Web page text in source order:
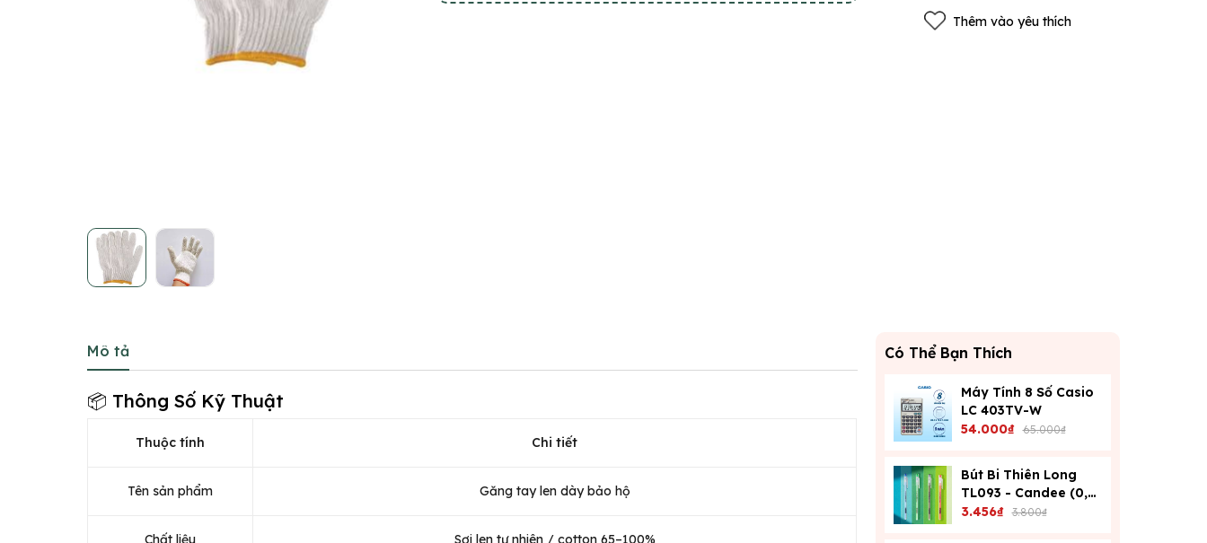
Thêm vào yêu thích
Có Thể Bạn Thích
Máy Tính 8 Số Casio
LC 403TV-W
54.000₫ 65.000₫
Bút Bi Thiên Long
TL093 - Candee (0,6
Mm) - Xanh
3.456₫ 3.800₫
Mô tả
📦 Thông Số Kỹ Thuật
Thuộc tính Chi tiết
Tên sản phẩm Găng tay len dày bảo hộ
Chất liệu Sợi len tự nhiên / cotton 65–100%